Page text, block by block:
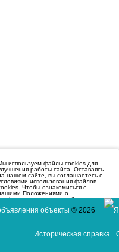
используем файлы cookies для
работы сайта. Оставаясь
нашем сайте, вы соглашаетесь с
использования файлов
Чтобы ознакомиться с
Положениями о
и об
здесь.
объекты © 2026
Историческая справка